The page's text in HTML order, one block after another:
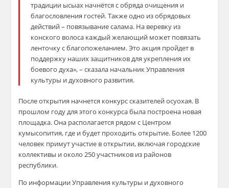
традиции ысыах начнётся с обряда очищения и
благословления гостей. Также одно из обрядовых
действий – повязывание салама. На веревку из
конского волоса каждый желающий может повязать
ленточку с благопожеланием. Это акция пройдет в
поддержку наших защитников для укрепления их
боевого духа», – сказала начальник Управления
культуры и духовного развития.
После открытия начнется конкурс сказителей осуохая. В
прошлом году для этого конкурса была построена новая
площадка. Она располагается рядом с Центром
кумысопития, где и будет проходить открытие. Более 1200
человек примут участие в открытии, включая городские
коллективы и около 250 участников из районов
республики.
По информации Управления культуры и духовного